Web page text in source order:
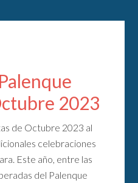
2023
de Octubre 2023 al
celebraciones
Este año, entre las
del Palenque